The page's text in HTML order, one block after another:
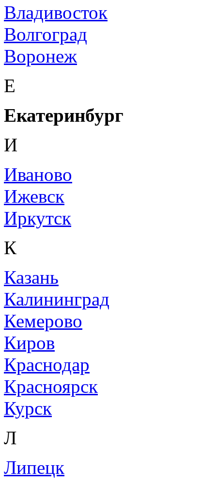
Владивосток
Волгоград
Воронеж
Е
Екатеринбург
И
Иваново
Ижевск
Иркутск
К
Казань
Калининград
Кемерово
Киров
Краснодар
Красноярск
Курск
Л
Липецк